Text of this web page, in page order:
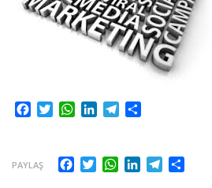
Facebook
TwitterWhatsApp
LinkedInTelegram
PAYLAŞ Facebook
TwitterWhatsApp
LinkedInTelegram